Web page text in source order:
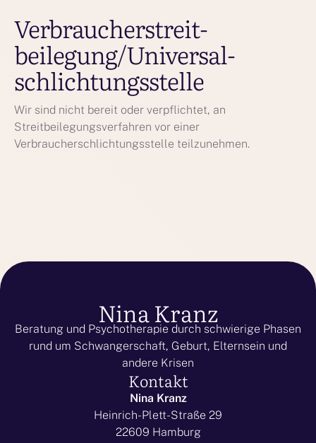
Verbraucher­streit­
beilegung/Universal­
schlichtungs­stelle
Wir sind nicht bereit oder verpflichtet, an
Streitbeilegungsverfahren vor einer
Verbraucherschlichtungsstelle teilzunehmen.
Nina Kranz
Beratung und Psychotherapie durch schwierige Phasen
rund um Schwangerschaft, Geburt, Elternsein und
andere Krisen
Kontakt
Nina Kranz
Heinrich-Plett-Straße 29
22609 Hamburg